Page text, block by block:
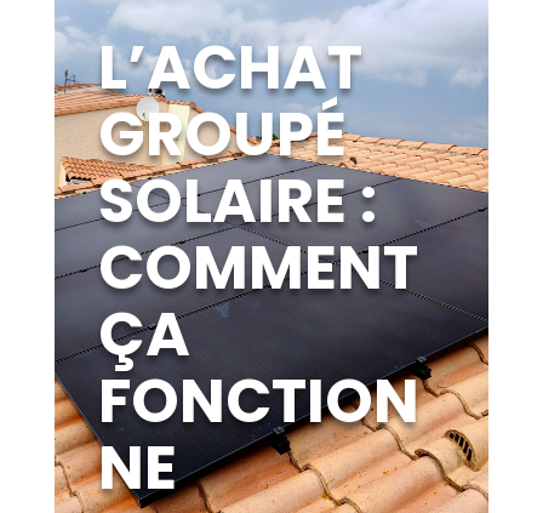
L’ACHAT
GROUPÉ
SOLAIRE :
COMMENT
ÇA
FONCTION
NE